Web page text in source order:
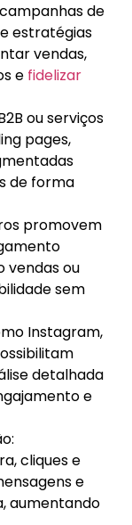
de
estratégias
vendas,
e fidelizar
ou serviços
pages,
de forma
promovem
vendas ou
sem
Instagram,
detalhada
e
cliques e
e
aumentando